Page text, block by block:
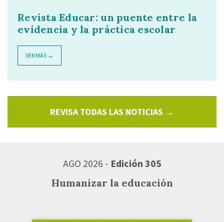
Revista Educar: un puente entre la
evidencia y la práctica escolar
VER MÁS →
REVISA TODAS LAS NOTICIAS →
AGO 2026 - Edición 305
Humanizar la educación